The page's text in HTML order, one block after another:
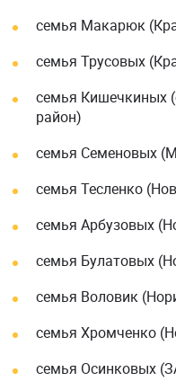
семья Макарюк
семья Трусовых
семья Кишечкиных
район)
семья Семеновых
семья Тесленко
семья Арбузовых
семья Булатовых
семья Воловик
семья Хромченко
семья Осинковых